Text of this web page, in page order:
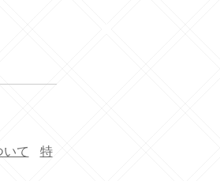
て
特